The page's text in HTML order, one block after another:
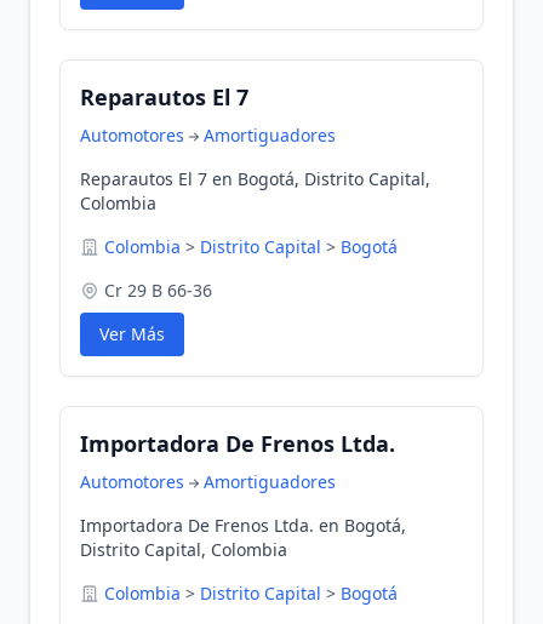
Reparautos El 7
Automotores
Amortiguadores
Reparautos El 7 en Bogotá, Distrito Capital,
Colombia
Colombia > Distrito Capital > Bogotá
Cr 29 B 66-36
Ver Más
Importadora De Frenos Ltda.
Automotores
Amortiguadores
Importadora De Frenos Ltda. en Bogotá,
Distrito Capital, Colombia
Colombia > Distrito Capital > Bogotá